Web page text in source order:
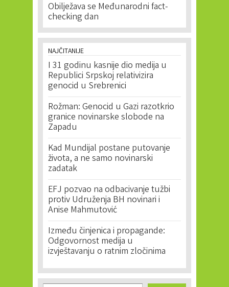
Obilježava se Međunarodni fact-
checking dan
NAJČITANIJE
I 31 godinu kasnije dio medija u
Republici Srpskoj relativizira
genocid u Srebrenici
Rožman: Genocid u Gazi razotkrio
granice novinarske slobode na
Zapadu
Kad Mundijal postane putovanje
života, a ne samo novinarski
zadatak
EFJ pozvao na odbacivanje tužbi
protiv Udruženja BH novinari i
Anise Mahmutović
Između činjenica i propagande:
Odgovornost medija u
izvještavanju o ratnim zločinima